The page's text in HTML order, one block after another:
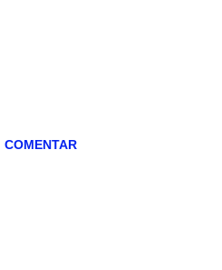
COMENTAR